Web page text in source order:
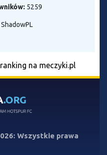
5259
ShadowPL
na meczyki.pl
Wszystkie prawa